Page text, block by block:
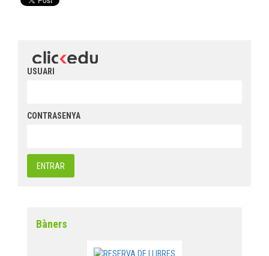
USUARI
CONTRASENYA
Bàners